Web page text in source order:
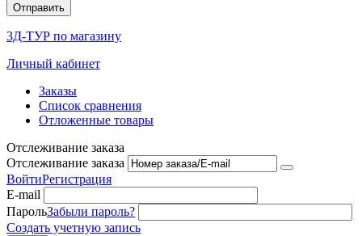
Отправить
3Д-ТУР по магазину
Личный кабинет
Заказы
Список сравнения
Отложенные товары
Отслеживание заказа
Отслеживание заказа
ВойтиРегистрация
E-mail
ПарольЗабыли пароль?
Создать учетную запись